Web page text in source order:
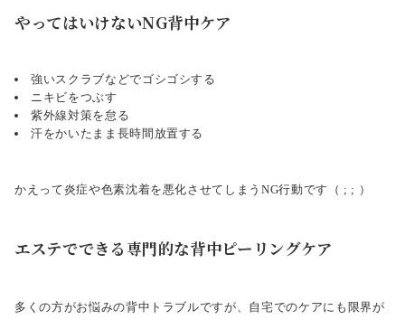
やってはいけないNG背中ケア
強いスクラブなどでゴシゴシする
ニキビをつぶす
紫外線対策を怠る
汗をかいたまま長時間放置する
かえって炎症や色素沈着を悪化させてしまうNG行動です（ ; ; ）
エステでできる専門的な背中ピーリングケア
多くの方がお悩みの背中トラブルですが、自宅でのケアにも限界が